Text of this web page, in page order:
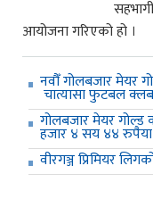
आयोजना गरिएको हो ।
नवौँ गोलबजार मेयर
चात्यासा फुटबल
गोलबजार मेयर
हजार ४ सय ४४
वीरगञ्ज प्रिमियर